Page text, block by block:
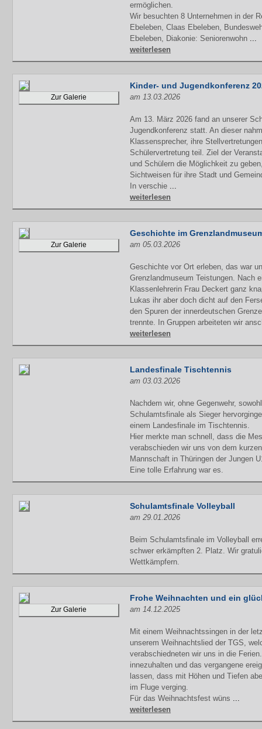
ermöglichen.
Wir besuchten 8 Unternehmen in der
Ebeleben, Claas Ebeleben,
Ebeleben, Diakonie: Seniorenwohn ...
weiterlesen
Zur Galerie
Kinder- und Jugendkonferenz
am 13.03.2026
Am 13. März 2026 fand an unserer
Jugendkonferenz statt. An dieser
Klassensprecher, ihre
Schülervertretung teil. Ziel der
und Schülern die Möglichkeit zu
Sichtweisen für ihre Stadt und
In verschie ...
weiterlesen
Zur Galerie
Geschichte im
am 05.03.2026
Geschichte vor Ort erleben, das war
Grenzlandmuseum Teistungen. Nach
Klassenlehrerin Frau Deckert ganz
Lukas ihr aber doch dicht auf den
den Spuren der innerdeutschen
trennte. In Gruppen arbeiteten wir
weiterlesen
Landesfinale Tischtennis
am 03.03.2026
Nachdem wir, ohne Gegenwehr,
Schulamtsfinale als Sieger
einem Landesfinale im Tischtennis.
Hier merkte man schnell, dass die
verabschieden wir uns von dem
Mannschaft in Thüringen der Jungen
Eine tolle Erfahrung war es.
Schulamtsfinale Volleyball
am 29.01.2026
Beim Schulamtsfinale im Volleyball
schwer erkämpften 2. Platz. Wir
Wettkämpfern.
Zur Galerie
Frohe Weihnachten und ein
am 14.12.2025
Mit einem Weihnachtssingen in der
unserem Weihnachtslied der TGS,
verabschiedneten wir uns in die
innezuhalten und das vergangene
lassen, dass mit Höhen und Tiefen
im Fluge verging.
Für das Weihnachtsfest wüns ...
weiterlesen